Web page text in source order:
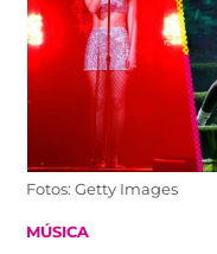
Fotos: Getty Images
POSTED
MÚSICA